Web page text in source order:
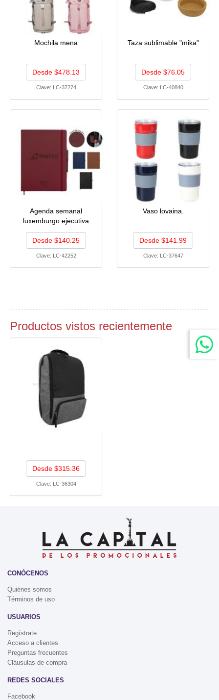
Mochila mena
Desde $478.13
Clave: LC-37274
Taza sublimable "mika"
Desde $76.05
Clave: LC-40840
Agenda semanal
luxemburgo ejecutiva
Desde $140.25
Clave: LC-42252
Vaso lovaina.
Desde $141.99
Clave: LC-37647
Productos vistos recientemente
Desde $315.36
Clave: LC-36304
CONÓCENOS
Quiénes somos
Términos de uso
USUARIOS
Regístrate
Acceso a clientes
Preguntas frecuentes
Cláusulas de compra
REDES SOCIALES
Facebook